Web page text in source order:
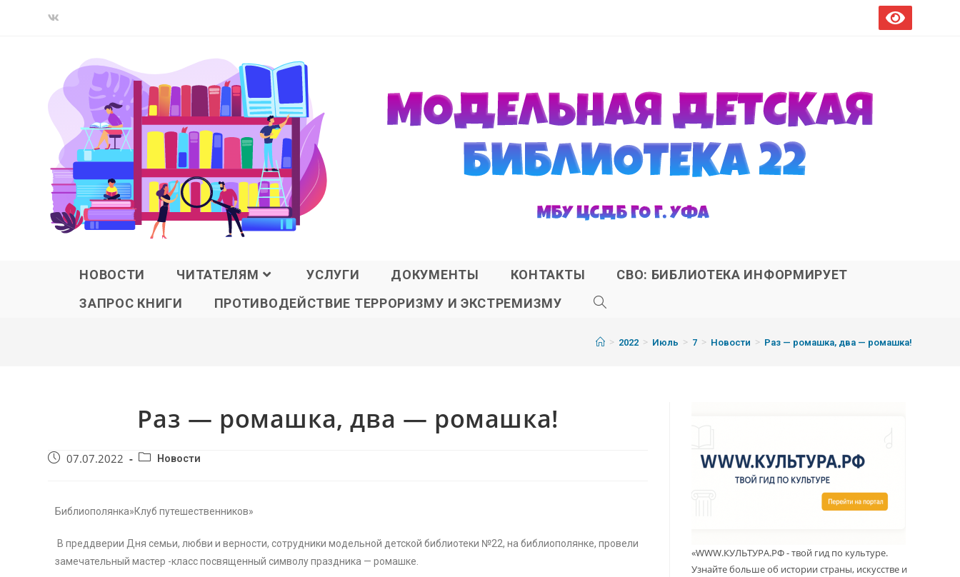
НОВОСТИ ЧИТАТЕЛЯМ УСЛУГИ ДОКУМЕНТЫ КОНТАКТЫ
СВО: БИБЛИОТЕКА ИНФОРМИРУЕТ
ЗАПРОС КНИГИ
ПРОТИВОДЕЙСТВИЕ ТЕРРОРИЗМУ И ЭКСТРЕМИЗМУ
> 2022 > Июль > 7 > Новости > Раз — ромашка, два — ромашка!
Раз — ромашка, два — ромашка!
07.07.2022 Новости
Библиополянка»Клуб путешественников»
В преддверии Дня семьи, любви и верности, сотрудники модельной детской библиотеки №22, на библиополянке, провели
замечательный мастер -класс посвященный символу праздника — ромашке.
«WWW.КУЛЬТУРА.РФ - твой гид по культуре.
Узнайте больше об истории страны, искусстве и